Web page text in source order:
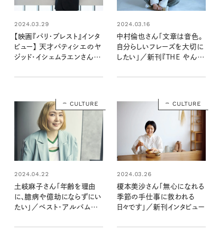
2024.03.29
【映画『パリ・ブレスト』インタ
ビュー】 天才パティシエのヤ
ジッド・イシェムラエンさんが
方法
2024.03.16
中村倫也さん「文章は音色。
自分らしいフレーズを大切に
したい」／新刊『THE やんご
CULTURE
2024.04.22
土岐麻子さん「年齢を理由
に、臆病や億劫にならずにい
たい」／ベスト・アルバム
20th Anniversary
CULTURE
2024.03.26
榎本美沙さん「無心になれる
季節の手仕事に救われる
日々です」／新刊インタビュー